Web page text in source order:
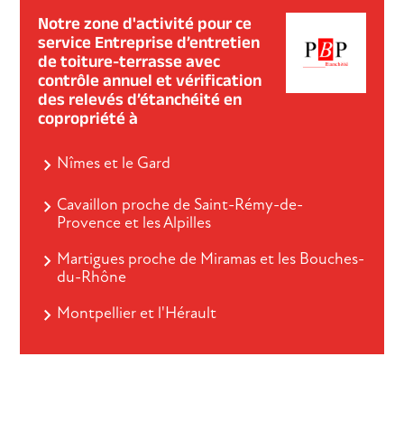
Notre zone d'activité pour ce
service Entreprise d’entretien
de toiture-terrasse avec
contrôle annuel et vérification
des relevés d’étanchéité en
copropriété à
Nîmes et le Gard
Cavaillon proche de Saint-Rémy-de-
Provence et les Alpilles
Martigues proche de Miramas et les Bouches-
du-Rhône
Montpellier et l'Hérault